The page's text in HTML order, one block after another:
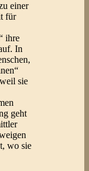
einer
für
ihre
In
sie
geht
wo sie